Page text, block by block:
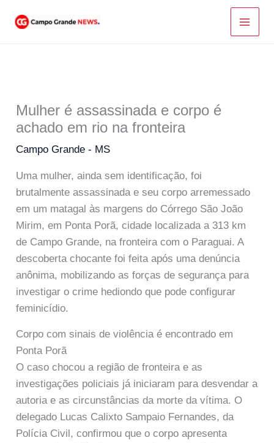
para
Mulher é assassinada e corpo é
achado em rio na fronteira
Campo Grande - MS
Uma mulher, ainda sem identificação, foi
brutalmente assassinada e seu corpo arremessado
em um matagal às margens do Córrego São João
Mirim, em Ponta Porã, cidade localizada a 313 km
de Campo Grande, na fronteira com o Paraguai. A
descoberta chocante foi feita após uma denúncia
anônima, mobilizando as forças de segurança para
investigar o crime hediondo que pode configurar
feminicídio.
Corpo com sinais de violência é encontrado em
Ponta Porã
O caso chocou a região de fronteira e as
investigações policiais já iniciaram para desvendar a
autoria e as circunstâncias da morte da vítima. O
delegado Lucas Calixto Sampaio Fernandes, da
Polícia Civil, confirmou que o corpo apresenta